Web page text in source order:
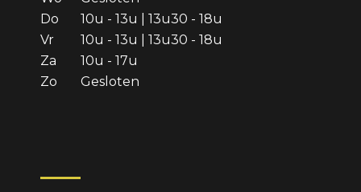
Do
10u - 13u | 13u30 - 18u
Vr
10u - 13u | 13u30 - 18u
Za
10u - 17u
Zo
Gesloten